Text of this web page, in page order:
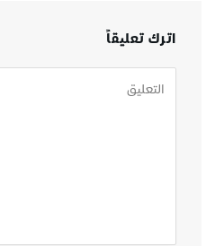
اترك تعليقاً